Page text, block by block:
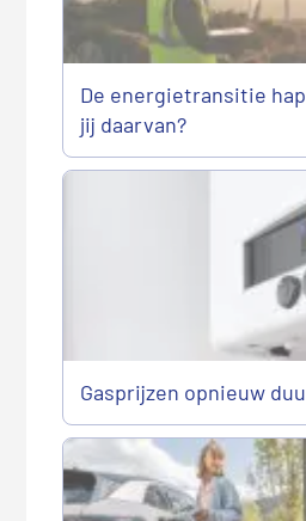
De energietransitie
jij daarvan?
Gasprijzen opnieuw